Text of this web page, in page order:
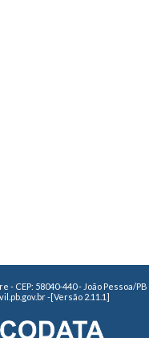
- CEP: 58040-440 - João Pessoa/PB
-[Versão 2.11.1]